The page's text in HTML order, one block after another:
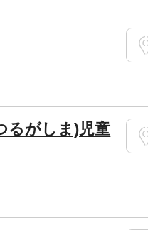
るがしま)児童